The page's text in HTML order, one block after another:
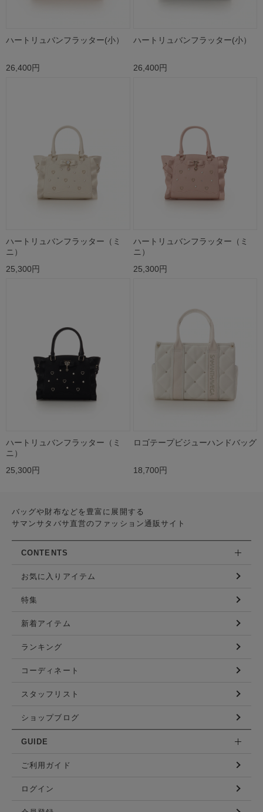
ハートリュバンフラッター(小）
26,400円
ハートリュバンフラッター(小）
26,400円
ハートリュバンフラッター（ミ
ニ）
25,300円
ハートリュバンフラッター（ミ
ニ）
25,300円
ハートリュバンフラッター（ミ
ニ）
25,300円
ロゴテープビジューハンドバッグ
18,700円
バッグや財布などを豊富に展開する
サマンサタバサ直営のファッション通販サイト
CONTENTS
お気に入りアイテム
特集
新着アイテム
ランキング
コーディネート
スタッフリスト
ショップブログ
GUIDE
ご利用ガイド
ログイン